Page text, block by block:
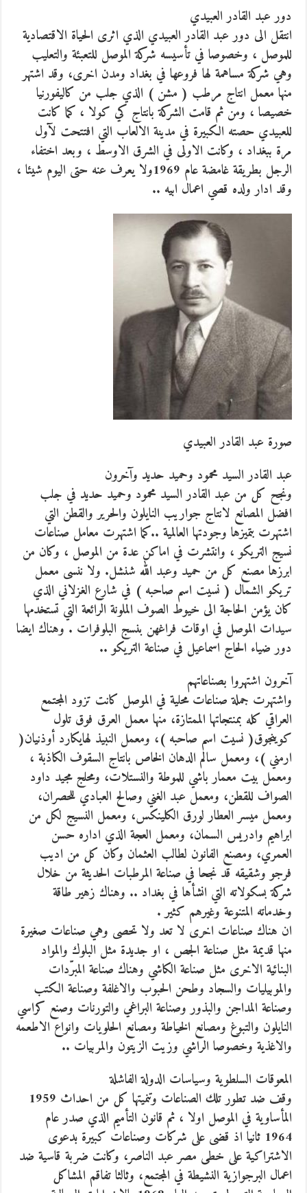
دور عبد القادر العبيدي
انتقل الى دور عبد القادر العبيدي الذي اثرى الحياة الاقتصادية
للموصل ، وخصوصا في تأسيسه شركة الموصل للتعبئة والتعليب
وهي شركة مساهمة لها فروعها في بغداد ومدن اخرى، وقد اشتهر
منها معمل انتاج مرطب ( مشن ) الذي جلب من كاليفورنيا
خصيصا ، ومن ثم قامت الشركة بانتاج كي كولا ، كما كانت
للعبيدي حصته الكبيرة في مدينة الالعاب التي افتتحت لآول
مرة ببغداد ، وكانت الاولى في الشرق الاوسط ، وبعد اختفاء
الرجل بطريقة غامضة عام 1969ولا يعرف عنه حتى اليوم شيئا ،
وقد ادار ولده قصي اعمال ابيه ..
صورة عبد القادر العبيدي
عبد القادر السيد محمود وحميد حديد وآخرون
ونجح كل من عبد القادر السيد محمود وحميد حديد في جلب
افضل المصانع لانتاج جواريب النايلون والحرير والقطن التي
اشتهرت بتميزها وجودتها العالمية ..كما اشتهرت معامل صناعات
نسيج التريكو ، وانتشرت في اماكن عدة من الموصل ، وكان من
ابرزها مصنع كل من حميد وعبد الله شنشل. ولا ننسى معمل
تريكو الشمال ( نسيت اسم صاحبه ) في شارع الغزلاني الذي
كان يؤمن الحاجة الى خيوط الصوف الملونة الرائعة التي تستخدمها
سيدات الموصل في اوقات فراغهن بنسج البلوفرات . وهناك ايضا
دور ضياء الحاج اسماعيل في صناعة التريكو ..
آخرون اشتهروا بصناعاتهم
واشتهرت جملة صناعات محلية في الموصل كانت تزود المجتمع
العراقي كله بمنتجاتها الممتازة، منها معمل العرق فوق تلول
كوينجوق( نسيت اسم صاحبه )، ومعمل النبيذ لهايكارد أوذنيان(
ارمني )، ومعمل سالم الدهان الخاص بانتاج السقوف الكاذبة ،
ومعمل بيت معمار باشي للموطة والنستلات، ومحلج مجيد داود
الصواف للقطن، ومعمل عبد الغني وصالح العبادي للحصران،
ومعمل ميسر العطار لورق الكلينكس، ومعمل النسيج لكل من
ابراهيم وادريس السمان، ومعمل العجة الذي اداره حسن
العمري، ومصنع الفانون لطالب العثمان وكان كل من اديب
فرجو وشقيقه قد نجحا في صناعة المرطبات الحديثة من خلال
شركة بسكولاته التي انشأها في بغداد .. وهناك زهير طاقة
وخدماته المتنوعة وغيرهم كثير .
ان هناك صناعات اخرى لا تعد ولا تحصى وهي صناعات صغيرة
منها قديمة مثل صناعة الجص ، او جديدة مثل البلوك والمواد
البنائية الاخرى مثل صناعة الكاشي وهناك صناعة المبرّدات
والموبيليات والسجاد وطحن الحبوب والاغلفة وصناعة الكتب
وصناعة المداجن والبذور وصناعة البراغي والتورنات وصنع كراسي
النايلون والتبوغ ومصانع الخياطة ومصانع الحلويات وانواع الاطعمه
والاغذية وخصوصا الراشي وزيت الزيتون والمربيات ..
المعوقات السلطوية وسياسات الدولة الفاشلة
وقف ضد تطور تلك الصناعات وتنميتها كل من احداث 1959
المأساوية في الموصل اولا ، ثم قانون التأميم الذي صدر عام
1964 ثانيا اذ قضى على شركات وصناعات كبيرة بدعوى
الاشتراكية على خطى مصر عبد الناصر، وكانت ضربة قاسية ضد
اعمال البرجوازية النشيطة في المجتمع، وثالثا تفاقم المشاكل